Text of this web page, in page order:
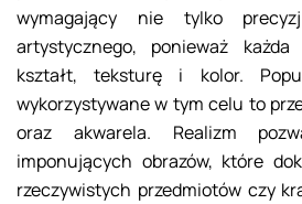
wymagający nie tylko
artystycznego, ponieważ
kształt, teksturę i kolor.
wykorzystywane w tym celu to
oraz akwarela. Realizm
imponujących obrazów, które
rzeczywistych przedmiotów czy